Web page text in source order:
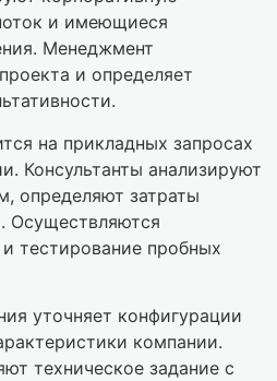
и имеющиеся
Менеджмент
и определяет
на прикладных запросах
Консультанты анализируют
определяют затраты
Осуществляются
тестирование пробных
уточняет конфигурации
компании.
техническое задание с